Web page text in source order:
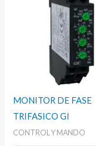
MONITOR DE FASE
TRIFASICO GI
CONTROL Y MANDO